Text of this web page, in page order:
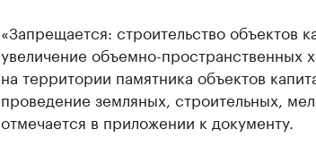
«Запрещается: строительство объектов
увеличение объемно-пространственных
на территории памятника объектов
проведение земляных, строительных,
отмечается в приложении к документу.